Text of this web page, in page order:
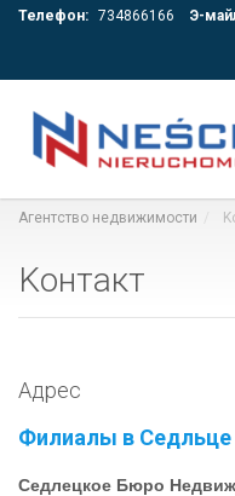
Телефон: 734866166 Э-
Агентство недвижимости
Kонтакт
Адрес
Филиалы в Седльце
Седлецкое Бюро